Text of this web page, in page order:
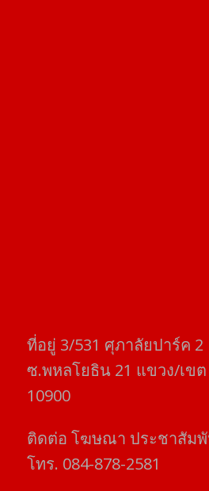
ที่อยู่​ 3/531​ ศุภาลัยปาร์ค​ 2
ซ.พหลโยธิน​ 21​ แขวง/เขต​
10900
ติดต่อ​ โฆษณา​ ประชาสัม
โทร​. 084-878-2581